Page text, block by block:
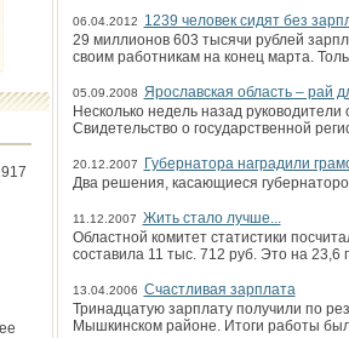
06.04.2012
1239 человек сидят без
29 миллионов 603 тысячи рублей
своим работникам на конец марта.
05.09.2008 Ярославская область – рай
Несколько недель назад
Свидетельство о государственной
20.12.2007
Губернатора наградили
Два решения, касающиеся
11.12.2007 Жить стало лучше...
Областной комитет статистики
составила 11 тыс. 712 руб. Это на
13.04.2006 Счастливая зарплата
Тринадцатую зарплату получили по
Мышкинском районе. Итоги работы